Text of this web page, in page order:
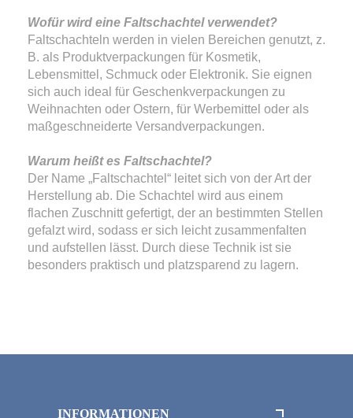
Wofür wird eine Faltschachtel verwendet?
Faltschachteln werden in vielen Bereichen genutzt, z.
B. als Produktverpackungen für Kosmetik,
Lebensmittel, Schmuck oder Elektronik. Sie eignen
sich auch ideal für Geschenkverpackungen zu
Weihnachten oder Ostern, für Werbemittel oder als
maßgeschneiderte Versandverpackungen.
Warum heißt es Faltschachtel?
Der Name „Faltschachtel“ leitet sich von der Art der
Herstellung ab. Die Schachtel wird aus einem
flachen Zuschnitt gefertigt, der an bestimmten Stellen
gefalzt wird, sodass er sich leicht zusammenfalten
und aufstellen lässt. Durch diese Technik ist sie
besonders praktisch und platzsparend zu lagern.
INFORMATIONEN